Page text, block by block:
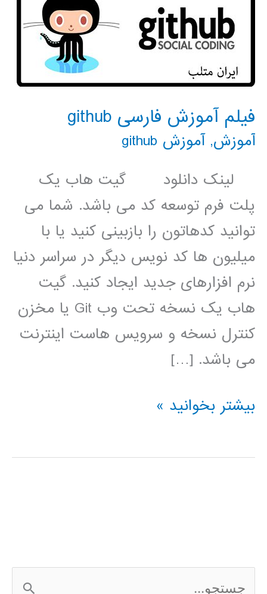
فیلم آموزش فارسی github
آموزش,آموزش github
لینک دانلود گیت هاب یک
پلت فرم توسعه کد می باشد. شما می
توانید کدهاتون را بازبینی کنید یا با
میلیون ها کد نویس دیگر در سراسر دنیا
نرم افزارهای جدید ایجاد کنید. گیت
هاب یک نسخه تحت وب Git یا مخزن
کنترل نسخه و سرویس هاست اینترنت
می باشد. […]
فیلم
فارسی
بیشتر بخوانید »